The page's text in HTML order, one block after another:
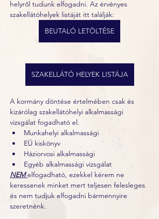
helyről tudunk elfogadni. Az érvényes
szakellátóhelyek listáját itt találják:
BEUTALÓ LETÖLTÉSE
SZAKELLÁTÓ HELYEK LISTÁJA
A kormány döntése értelmében csak és
kizárólag szakellátóhelyi alkalmassági
vizsgálat fogadható el.
Munkahelyi alkalmassági
EÜ kiskönyv
Háziorvosi alkalmassági
Egyéb alkalmassági vizsgálat
NEM elfogadható, ezekkel kérem ne
keressenek minket mert teljesen felesleges
és nem tudjuk elfogadni bármennyire
szeretnénk.